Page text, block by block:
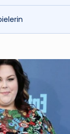
e
l
o
s
t
il